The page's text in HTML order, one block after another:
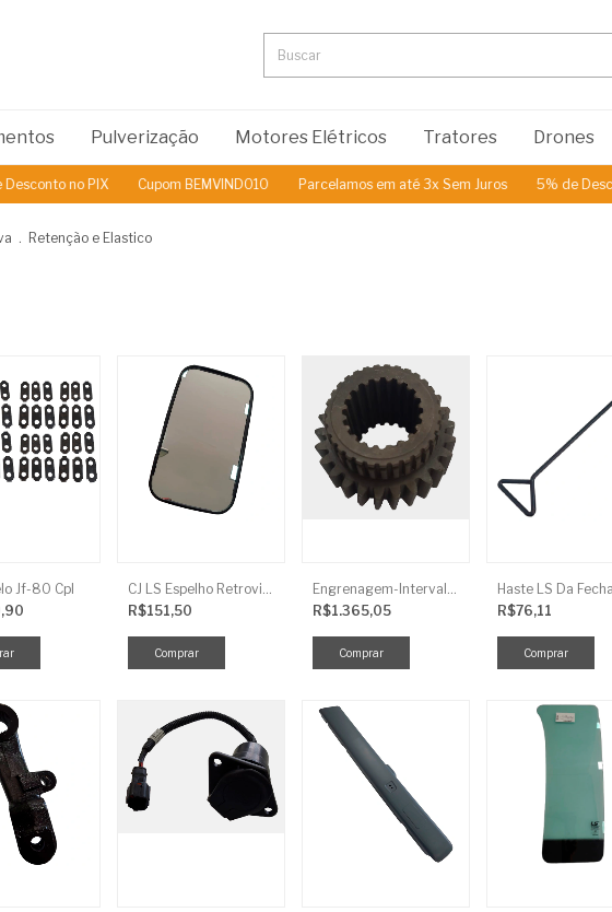
Pulverização Motores Elétricos Tratores Drones
PIX Cupom BEMVINDO10 Parcelamos em até 3x Sem Juros 5% de Desconto no PIX
. Retenção e Elastico
Jf-80 Cpl
CJ LS Espelho Retrovisor
R$151,50
Engrenagem-Intervalo Contador Direção-TR
R$1.365,05
R$76,11